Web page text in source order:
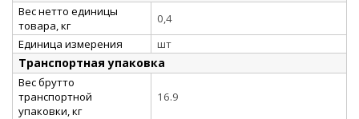
Вес нетто единицы
товара, кг
0,4
Единица измерения
шт
Транспортная упаковка
Вес брутто
транспортной
упаковки, кг
16.9